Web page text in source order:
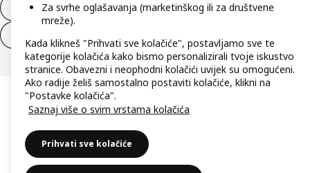
Jednostrani raskid ugovora
Za svrhe oglašavanja (marketinškog ili za društvene
mreže).
Kada klikneš "Prihvati sve kolačiće", postavljamo sve te
kategorije kolačića kako bismo personalizirali tvoje iskustvo
stranice. Obavezni i neophodni kolačići uvijek su omogućeni.
Ako radije želiš samostalno postaviti kolačiće, klikni na
"Postavke kolačića".
Saznaj više o svim vrstama kolačića
Prihvati sve kolačiće